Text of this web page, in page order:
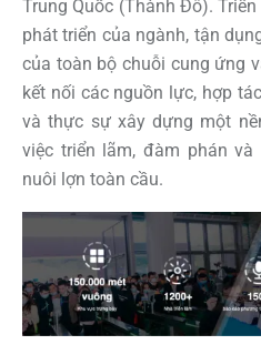
Trung Quốc (Thành Đô).
phát triển của ngành, tận
của toàn bộ chuỗi cung ứng
kết nối các nguồn lực, hợp
và thực sự xây dựng một
việc triển lãm, đàm phán
nuôi lợn toàn cầu.